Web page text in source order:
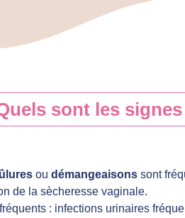
sont les
ou démangeaisons sont
de la sècheresse vaginale.
: infections urinaires